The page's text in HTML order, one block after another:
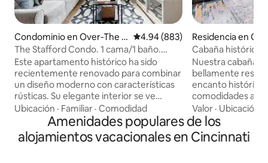
Condominio en Over-The R
hine
Calificación promedio: 4.94 de
4.94 (883)
The Stafford Condo. 1 cama/1 baño.
Ubicación inmejorable
Este apartamento histórico ha sido
recientemente renovado para combinar
un diseño moderno con características
rústicas. Su elegante interior se ve
acentuado por el ladrillo visto, las
encimeras de cuarzo, los suelos de
madera y los accesorios de iluminación
contemporáneos. El espacio: ubicación
Ubicación · Familiar · Comodidad
Residencia en
Cabaña histórica
distancia a pie de
Nuestra cabaña
bellamente
encanto
comodidades
jacuzzi de uso
bajo las estrellas
lujosa cama
están
Valor · Ubicación
Amenidades populares de los
alojamientos vacacionales en Cincinnati